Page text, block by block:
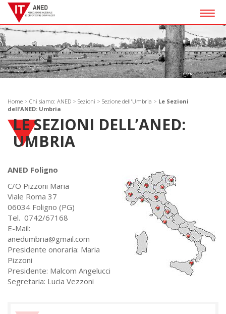
Home > Chi siamo: ANED > Sezioni > Sezione dell'Umbria > Le Sezioni
dell’ANED: Umbria
LE SEZIONI DELL’ANED:
UMBRIA
ANED Foligno
C/O Pizzoni Maria
Viale Roma 37
06034 Foligno (PG)
Tel. 0742/67168
E-Mail:
anedumbria@gmail.com
Presidente onoraria: Maria
Pizzoni
Presidente: Malcom Angelucci
Segretaria: Lucia Vezzoni